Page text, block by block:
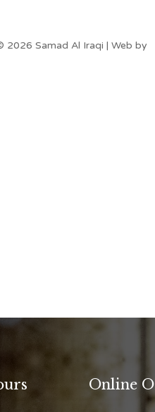
2026 Samad Al Iraqi | Web by
Online